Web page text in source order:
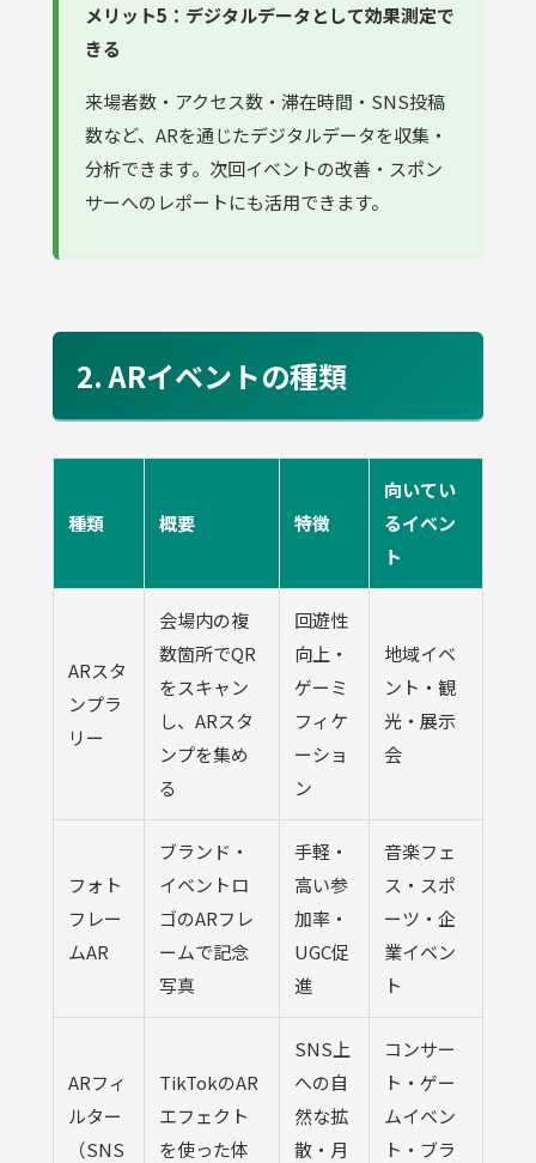
メリット5：デジタルデータとして効果測定で
きる
来場者数・アクセス数・滞在時間・SNS投稿
数など、ARを通じたデジタルデータを収集・
分析できます。次回イベントの改善・スポン
サーへのレポートにも活用できます。
2. ARイベントの種類
種類 概要 特徴
向いてい
るイベン
ト
ARスタ
ンプラ
リー
会場内の複
数箇所でQR
をスキャン
し、ARスタ
ンプを集め
る
回遊性
向上・
ゲーミ
フィケ
ーショ
ン
地域イベ
ント・観
光・展示
会
フォト
フレー
ムAR
ブランド・
イベントロ
ゴのARフレ
ームで記念
写真
手軽・
高い参
加率・
UGC促
進
音楽フェ
ス・スポ
ーツ・企
業イベン
ト
ARフィ
ルター
（SNS
TikTokのAR
エフェクト
を使った体
SNS上
への自
然な拡
散・月
コンサー
ト・ゲー
ムイベン
ト・ブラ